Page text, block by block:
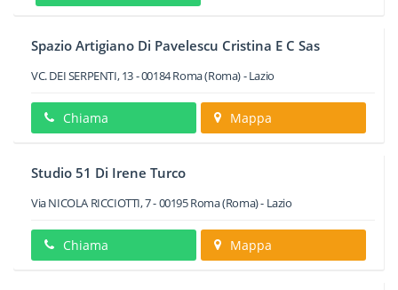
Spazio Artigiano Di Pavelescu Cristina E C Sas
VC. DEI SERPENTI, 13-00184Roma(Roma) -Lazio
Chiama Mappa
Studio 51 Di Irene Turco
Via NICOLA RICCIOTTI, 7-00195Roma(Roma) - Lazio
Chiama Mappa